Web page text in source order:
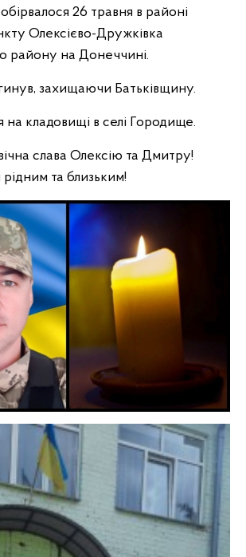
26 травня в районі
Олексієво-Дружківка
району на Донеччині.
захищаючи Батьківщину.
на кладовищі в селі Городище.
слава Олексію та Дмитру!
та близьким!